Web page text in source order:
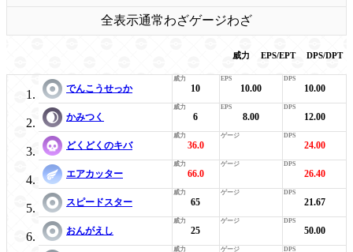
全表示通常わざゲージわざ
威力 EPS/EPT DPS/DPT
でんこうせっか 10 10.00 10.00
かみつく 6 8.00 12.00
どくどくのキバ 36.0 24.00
エアカッター 66.0 26.40
スピードスター 65 21.67
おんがえし 25 50.00